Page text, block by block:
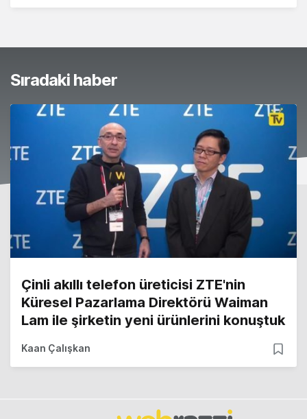
Sıradaki haber
Çinli akıllı telefon üreticisi ZTE'nin
Küresel Pazarlama Direktörü Waiman
Lam ile şirketin yeni ürünlerini konuştuk
Kaan Çalışkan